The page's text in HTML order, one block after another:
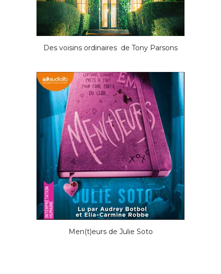
Des voisins ordinaires de Tony Parsons
Men(t)eurs de Julie Soto